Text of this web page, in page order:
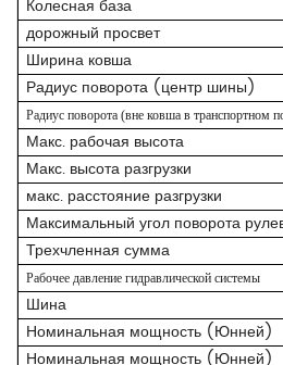
Колесная база
дорожный просвет
Ширина ковша
Радиус поворота (центр шины)
Радиус поворота (вне ковша в транспортном
Макс. рабочая высота
Макс. высота разгрузки
макс. расстояние разгрузки
Максимальный угол поворота
Трехчленная сумма
Рабочее давление гидравлической системы
Шина
Номинальная мощность (Юнней)
Номинальная мощность (Юнней)